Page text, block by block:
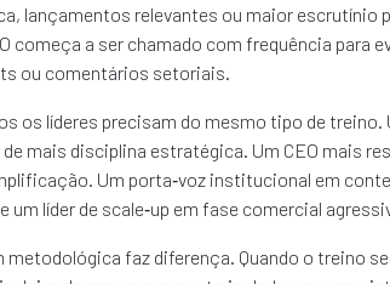
lançamentos relevantes ou maior escrutínio
começa a ser chamado com frequência para
ou comentários setoriais.
os líderes precisam do mesmo tipo de
mais disciplina estratégica. Um CEO mais
Um porta‑voz institucional em
um líder de scale‑up em fase comercial
metodológica faz diferença. Quando o treino